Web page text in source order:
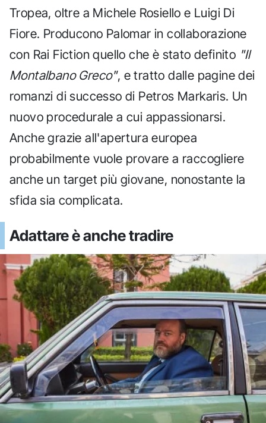
Tropea, oltre a Michele Rosiello e Luigi Di
Fiore. Producono Palomar in collaborazione
con Rai Fiction quello che è stato definito "Il
Montalbano Greco", e tratto dalle pagine dei
romanzi di successo di Petros Markaris. Un
nuovo procedurale a cui appassionarsi.
Anche grazie all'apertura europea
probabilmente vuole provare a raccogliere
anche un target più giovane, nonostante la
sfida sia complicata.
Adattare è anche tradire